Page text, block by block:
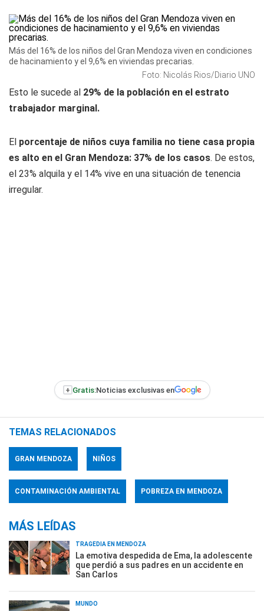
Más del 16% de los niños del Gran Mendoza viven en condiciones
de hacinamiento y el 9,6% en viviendas precarias.
Foto: Nicolás Rios/Diario UNO
Esto le sucede al 29% de la población en el estrato
trabajador marginal.
El porcentaje de niños cuya familia no tiene casa propia
es alto en el Gran Mendoza: 37% de los casos. De estos,
el 23% alquila y el 14% vive en una situación de tenencia
irregular.
+ Gratis:Noticias exclusivas en
TEMAS RELACIONADOS
GRAN MENDOZA NIÑOS
CONTAMINACIÓN AMBIENTAL POBREZA EN MENDOZA
MÁS LEÍDAS
TRAGEDIA EN MENDOZA
La emotiva despedida de Ema, la adolescente
que perdió a sus padres en un accidente en
San Carlos
MUNDO